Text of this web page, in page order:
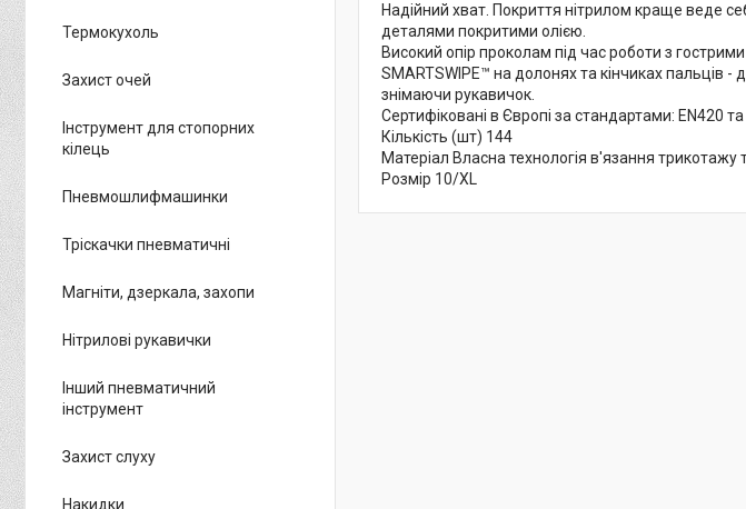
Надійний хват. Покриття нітрилом краще веде
деталями покритими олією.
Високий опір проколам під час роботи з
SMARTSWIPE™ на долонях та кінчиках
знімаючи рукавичок.
Сертифіковані в Європі за стандартами: EN420
Кількість (шт) 144
Матеріал Власна технологія в'язання трикотажу
Розмір 10/XL
Термокухоль
Захист очей
Інструмент для стопорних
кілець
Пневмошлифмашинки
Тріскачки пневматичні
Магніти, дзеркала, захопи
Нітрилові рукавички
Інший пневматичний
інструмент
Захист слуху
Накидки